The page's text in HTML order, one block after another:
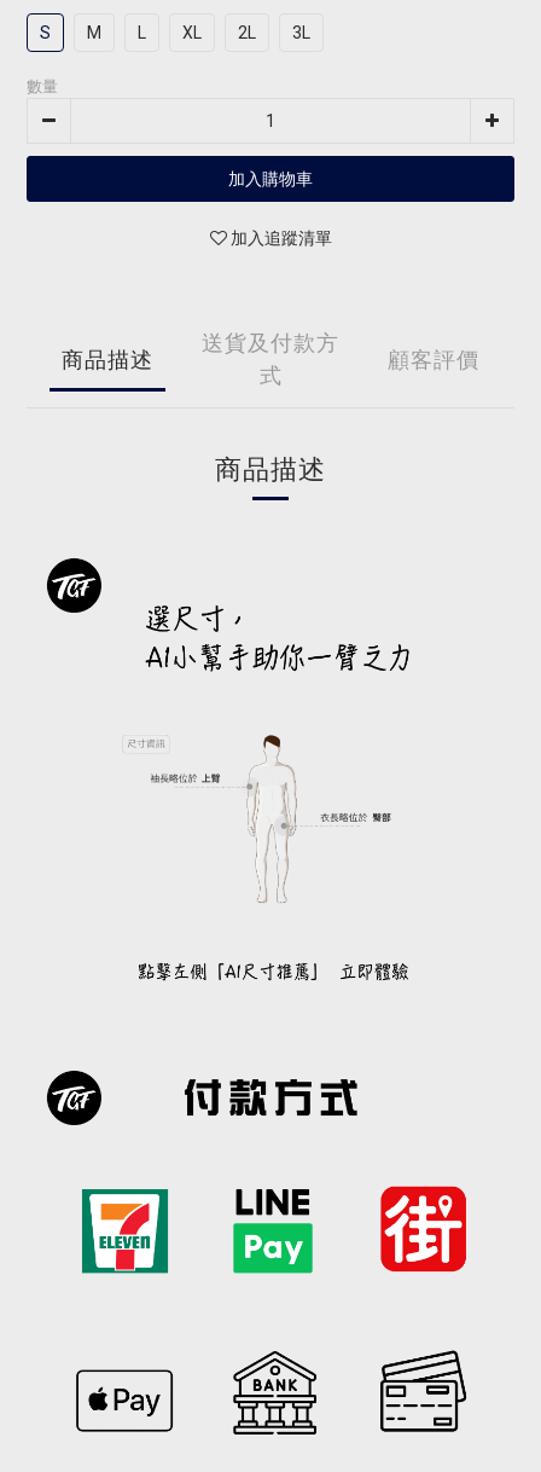
S M XL 2L 3L
數量
加入購物車
加入追蹤清單
商品描述
送貨及付款方
式
顧客評價
商品描述